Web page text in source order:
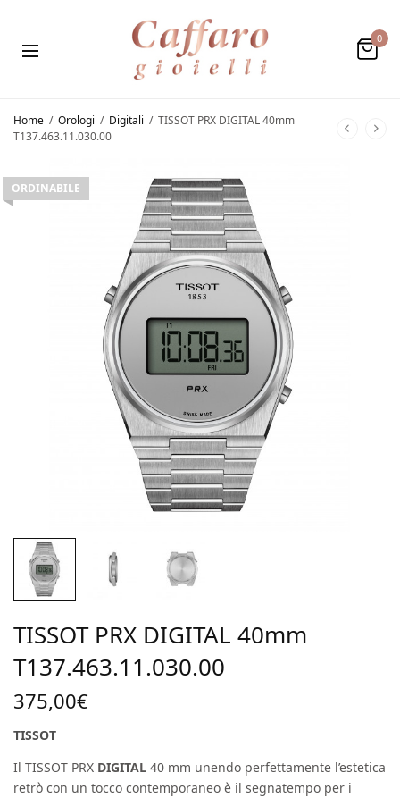
0
Home / Orologi / Digitali / TISSOT PRX DIGITAL 40mm
T137.463.11.030.00
ORDINABILE
TISSOT PRX DIGITAL 40mm
T137.463.11.030.00
375,00€
TISSOT
Il TISSOT PRX DIGITAL 40 mm unendo perfettamente l’estetica
retrò con un tocco contemporaneo è il segnatempo per i